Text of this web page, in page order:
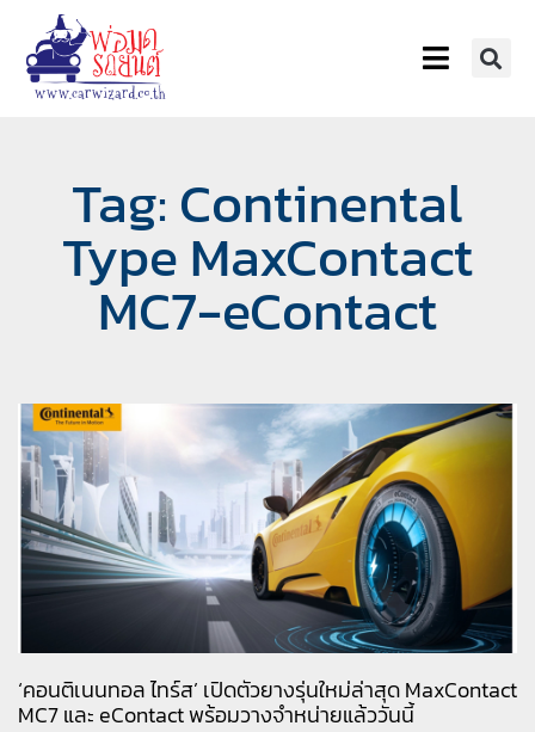
Tag: Continental
Type MaxContact
MC7-eContact
‘คอนติเนนทอล ไทร์ส’ เปิดตัวยางรุ่นใหม่ล่าสุด MaxContact
MC7 และ eContact พร้อมวางจำหน่ายแล้ววันนี้